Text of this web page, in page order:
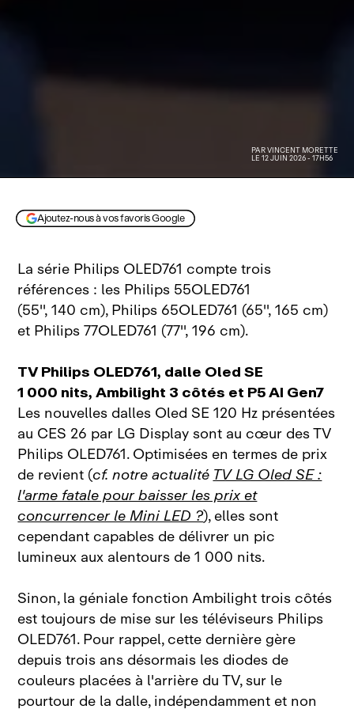
PARVINCENT MORETTE
LE 12 JUIN 2026 - 17H56
Ajoutez-nous à vos favoris Google
La série Philips OLED761 compte trois
références : les Philips 55OLED761
(55'', 140 cm), Philips 65OLED761 (65'', 165 cm)
et Philips 77OLED761 (77'', 196 cm).
TV Philips OLED761, dalle Oled SE
1 000 nits, Ambilight 3 côtés et P5 AI Gen7
Les nouvelles dalles Oled SE 120 Hz présentées
au CES 26 par LG Display sont au cœur des TV
Philips OLED761. Optimisées en termes de prix
de revient (cf. notre actualitéTV LG Oled SE :
l'arme fatale pour baisser les prix et
concurrencer le Mini LED ?), elles sont
cependant capables de délivrer un pic
lumineux aux alentours de 1 000 nits.
Sinon, la géniale fonction Ambilight trois côtés
est toujours de mise sur les téléviseurs Philips
OLED761. Pour rappel, cette dernière gère
depuis trois ans désormais les diodes de
couleurs placées à l'arrière du TV, sur le
pourtour de la dalle, indépendamment et non